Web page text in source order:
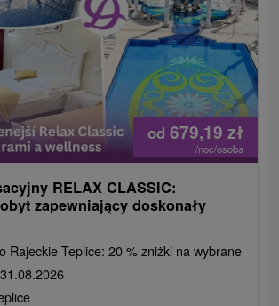
od 679,19 zł
/noc/osoba
RELAX CLASSIC:
zapewniający doskonały
Rajeckie Teplice: 20 % zniżki na wybrane